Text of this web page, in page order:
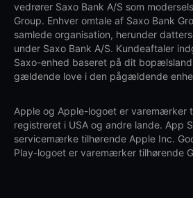
vedrører Saxo Bank A/S som
Group. Enhver omtale af Saxo Bank
samlede organisation, herunder
under Saxo Bank A/S. Kundeaftaler
Saxo-enhed baseret på dit
gældende love i den pågældende
Apple og Apple-logoet er varemærker
registreret i USA og andre lande. App
servicemærke tilhørende Apple Inc.
Play-logoet er varemærker tilhørende